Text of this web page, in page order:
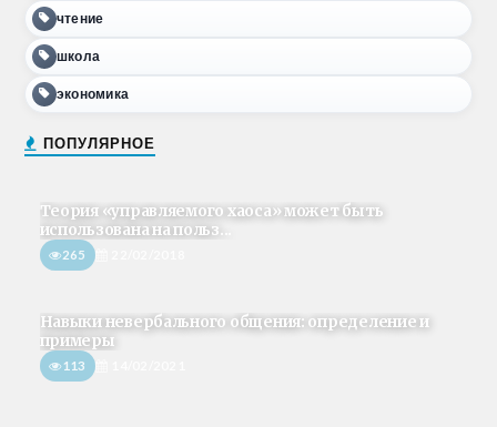
чтение
школа
экономика
ПОПУЛЯРНОЕ
Теория «управляемого хаоса» может быть
использована на польз...
265
Навыки невербального общения: определение и
примеры
113